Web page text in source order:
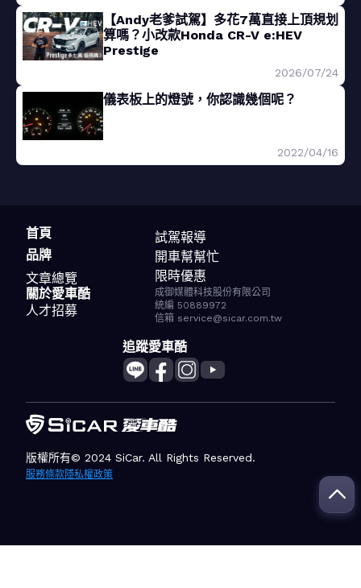
【Andy老爹試駕】多花7萬直接上頂規划
算嗎？小改款Honda CR-V e:HEV
Prestige
2026/07/24
儀表板上的燈號，你認識幾個呢？
2022/04/16
首頁
品牌
文章總覽
試駕報導
開車幫幫忙
限時優惠
關於愛車酷
人才招募
成御媒體科技股份有限公司
統編 50889972
信箱 service@sicar.com.tw
追蹤愛車酷
版權所有© 2024 SiCar. All Rights Reserved.
服務條款隱私權政策